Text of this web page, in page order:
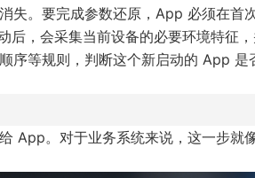
失。要完成参数还原，App 必须在首
后，会采集当前设备的必要环境特征
序等规则，判断这个新启动的 App
App。对于业务系统来说，这一步